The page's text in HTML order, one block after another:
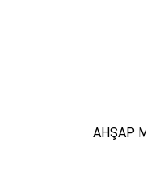
AHŞAP